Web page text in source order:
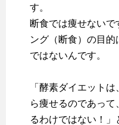
す。
断食では痩せないで
ング（断食）の目的
ではないんです。
「酵素ダイエット
ら痩せるのであっ
るわけではない！」